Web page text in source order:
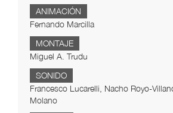
ANIMACIÓN
Fernando Marcilla
MONTAJE
Miguel A. Trudu
SONIDO
Francesco Lucarelli, Nacho Royo-
Molano